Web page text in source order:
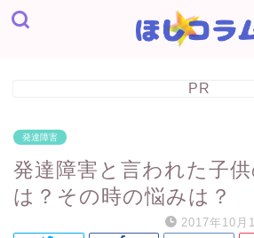
PR
発達障害
発達障害と言われた子
は？その時の悩みは？
2017年10月